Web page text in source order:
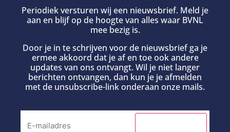
Periodiek versturen wij een nieuwsbrief. Meld je
aan en blijf op de hoogte van alles waar BVNL
mee bezig is.
Door je in te schrijven voor de nieuwsbrief ga je
ermee akkoord dat je af en toe ook andere
updates van ons ontvangt. Wil je niet langer
berichten ontvangen, dan kun je je afmelden
met de unsubscribe-link onderaan onze mails.